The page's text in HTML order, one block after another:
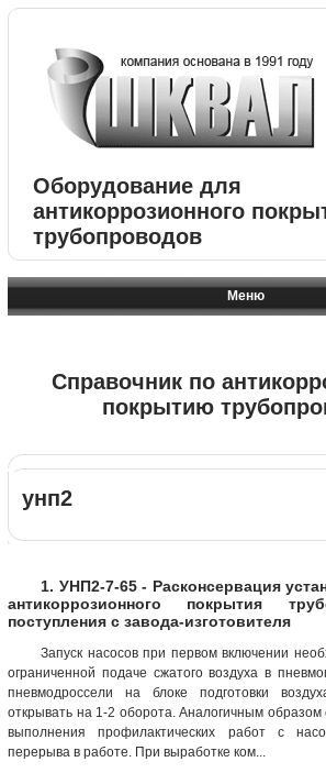
Оборудование для
антикоррозионного
трубопроводов
Меню
Справочник по
покрытию
унп2
1. УНП2-7-65 - Расконсервация
антикоррозионного покрытия
поступления с завода-изготовителя
Запуск насосов при первом включении
ограниченной подаче сжатого воздуха в
пневмодроссели на блоке подготовки
открывать на 1-2 оборота. Аналогичным образом
выполнения профилактических работ с
перерыва в работе. При выработке ком...